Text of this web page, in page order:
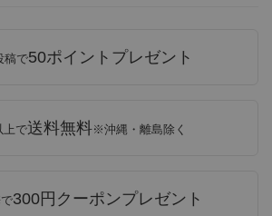
稿で50ポイントプレゼント
上で送料無料※沖縄・離島除く
300円クーポンプレゼント